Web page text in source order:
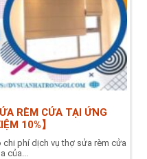
RÈM CỬA TẠI ỨNG
10%】
phí dịch vụ thợ sửa rèm cửa
của...